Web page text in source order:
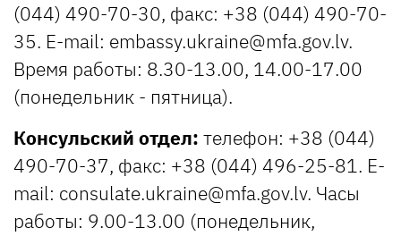
(044) 490-70-30, факс: +38 (044) 490-70-
35. E-mail: embassy.ukraine@mfa.gov.lv.
Время работы: 8.30-13.00, 14.00-17.00
(понедельник - пятница).
Консульский отдел: телефон: +38 (044)
490-70-37, факс: +38 (044) 496-25-81. E-
mail: consulate.ukraine@mfa.gov.lv. Часы
работы: 9.00-13.00 (понедельник,